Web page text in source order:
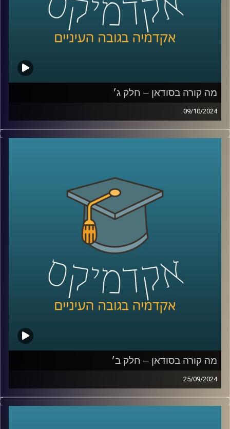
לשעבר שגריר ישראל הראשון לדרום סודאן ומצרים.
*הפרק הוקלט לפני התעצמות הלחימה אך מאוד רלוונטי כדי
להבין באמת איך הגענו למצב שבו אנחנו היום
מה קורה בסודאן – חלק ג׳
09/10/2024
המלחמה שנפתחה ב-7 באוקטובר בין ישראל לחמאס לא
נשארה רק בגבולות המדינה, החותים פועלים במצרי באב אל
שישראלים פחות מכירים, היא המערכה על סודאן, שותפה
נוספת של ישראל להסכמי אברהם. שבימים אלו מבוקשת מכל
עבר מצד אחד האיראנים ורוסיה ומצד שני הציר של ארצות
אז מי יזכה בסודאן כבעלת ברית בעתיד הקרוב?
כדי לענות על השאלה הזו הצטרף אלינו היום ד״ר חיים קורן,
בית ספר לאודר לממשל, דיפלומטיה ואסטרטגיה, אוניברסיטת
לשעבר שגריר ישראל הראשון לדרום סודאן ומצרים.
קרדיט תמונות:AudioVersity
מה קורה בסודאן – חלק ב׳
25/09/2024
אחרי שנים של מלחמות פנימיות עקובות מדם בסודאן, ועם
נפילתו של הדיקטטור קולונל עומר אל בשיר, ששלט במדינה